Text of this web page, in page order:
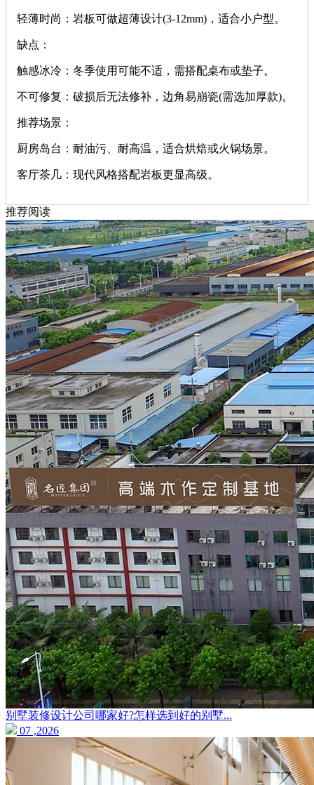
‌轻薄时尚‌：岩板可做超薄设计(3-12mm)，适合小户型。
‌缺点‌：
‌触感冰冷‌：冬季使用可能不适，需搭配桌布或垫子。
‌不可修复‌：破损后无法修补，边角易崩瓷(需选加厚款)。
‌推荐场景‌：
‌厨房岛台‌：耐油污、耐高温，适合烘焙或火锅场景。
‌客厅茶几‌：现代风格搭配岩板更显高级。
推荐阅读
别墅装修设计公司哪家好?怎样选到好的别墅...
07 ,2026